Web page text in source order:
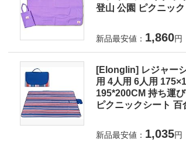
登山 公園 ピクニッ
新品最安値： 1,860円
[Elonglin] レジャー
用 4人用 6人用
195*200CM 持ち運
ピクニックシート 百
新品最安値： 1,035円